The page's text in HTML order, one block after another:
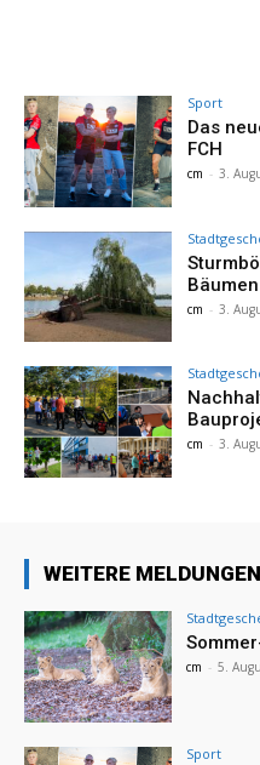
Sport
Das
FCH
cm - 3.
cm - 3.
cm - 3.
WEITERE MELDUNGEN
cm - 5.
Sport